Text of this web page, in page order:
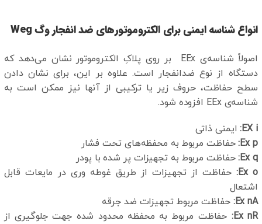
انواع شناسه‌ ایمنی برای الکتروموتورهای ضد انفجار وگ Weg
اصولاً شناسه‌ی EEx بر روی پلاکِ الکتروموتور نشان می‌دهد که
دستگاه از نوع ضدانفجار است. علاوه بر این، برای نشان دادن
سطح حفاظت، حروف زیر یا ترکیبی از آنها نیز ممکن است به
شناسه‌ی EEx افزوده شود.
EX i
: ایمنی ذاتی
Ex p
:حفاظت مربوط به محفظه‌های تحت فشار
Ex q
:حفاظت مربوط به تجهیزات پر شده با پودر
Ex o
:حفاظت از تجهیزات از طریق غوطه وری در مایعات قابل
اشتعال
Ex nA
:حفاظت مربوط تجهیزات ضد جرقه
Ex nR
: حفاظت مربوط به محفظه محدود شده جهت جلوگیری از